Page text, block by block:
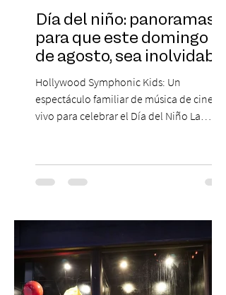
Día del niño: panoramas
para que este domingo 09
de agosto, sea inolvidable
Hollywood Symphonic Kids: Un
espectáculo familiar de música de cine en
vivo para celebrar el Día del Niño La
musical única e inolvidable con motivo del
Día del Niño. El espectáculo Hollywood
de todos los tiempos en un concierto en
sinfónica en pleno, coro y una
sorprendente puesta en escena pensada
especialmente pa